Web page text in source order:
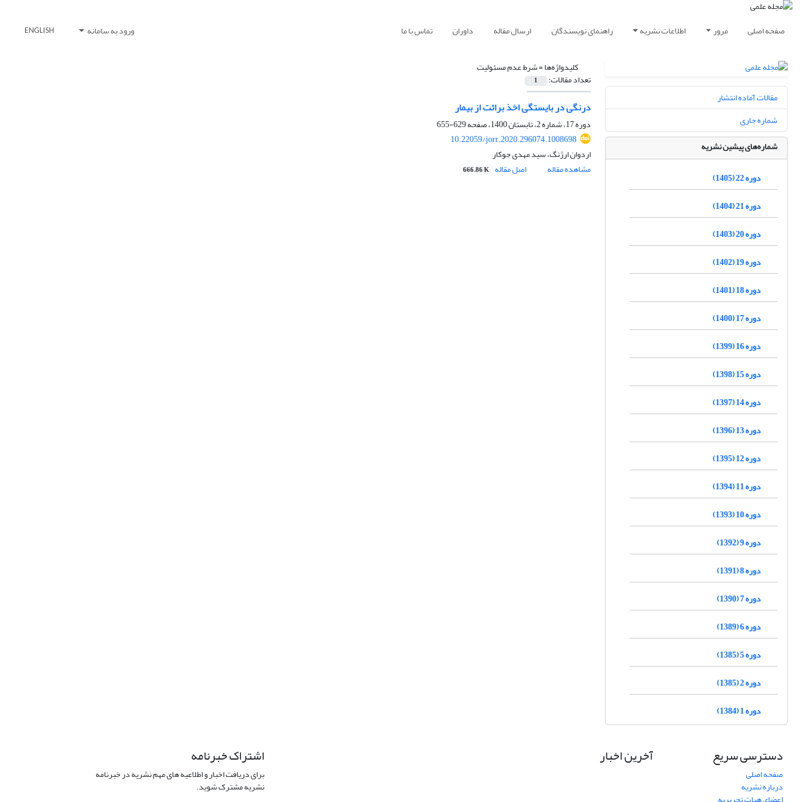
صفحه اصلی مرور اطلاعات نشریه راهنمای نویسندگان ارسال مقاله داوران تماس با ما ورود به سامانه ENGLISH
کلیدواژه‌ها =شرط عدم مسئولیت
تعداد مقالات: 1
درنگی در بایستگی اخذ برائت از بیمار
دوره 17، شماره 2، تابستان 1400، صفحه
629-655
10.22059/jorr.2020.296074.1008698
اردوان ارژنگ، سید مهدی جوکار
مشاهده مقاله
اصل مقاله 666.86 K
مقالات آماده انتشار
شماره جاری
شماره‌های پیشین نشریه
دوره 22 (1405)
دوره 21 (1404)
دوره 20 (1403)
دوره 19 (1402)
دوره 18 (1401)
دوره 17 (1400)
دوره 16 (1399)
دوره 15 (1398)
دوره 14 (1397)
دوره 13 (1396)
دوره 12 (1395)
دوره 11 (1394)
دوره 10 (1393)
دوره 9 (1392)
دوره 8 (1391)
دوره 7 (1390)
دوره 6 (1389)
دوره 5 (1385)
دوره 2 (1385)
دوره 1 (1384)
دسترسی سریع
صفحه اصلی
درباره نشریه
آخرین اخبار اشتراک خبرنامه
برای دریافت اخبار و اطلاعیه های مهم نشریه در خبرنامه
نشریه مشترک شوید.